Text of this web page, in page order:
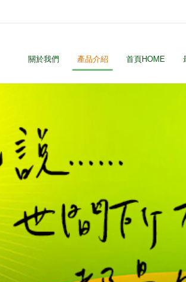
關於我們 產品介紹 首頁HOME